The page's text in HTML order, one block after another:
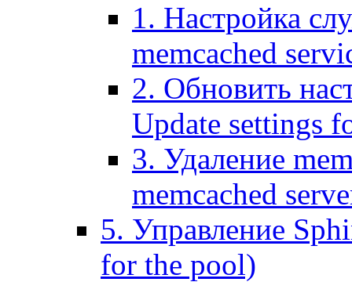
1. Настройка
memcached
2. Обновить
Update settings
3. Удаление
memcached
5. Управление
for the pool)